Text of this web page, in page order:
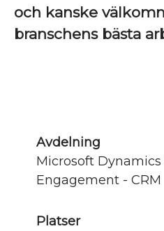
och kanske
branschens bästa
Avdelning
Microsoft
Engagement - CRM
Platser